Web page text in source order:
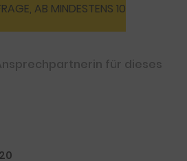
AB MINDESTENS 10
für dieses